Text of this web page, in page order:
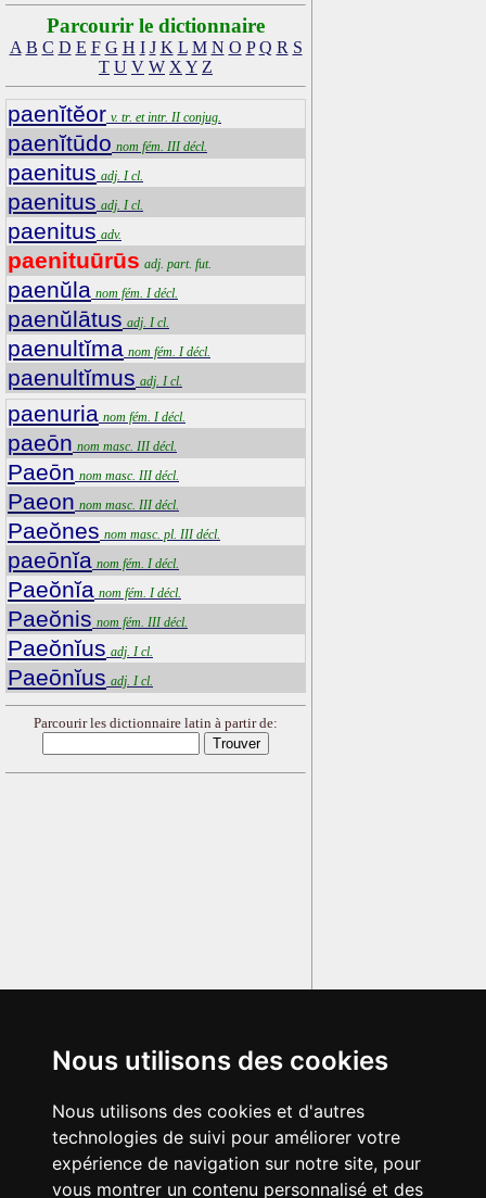
Nous utilisons des cookies
Nous utilisons des cookies et d'autres
technologies de suivi pour améliorer votre
expérience de navigation sur notre site, pour
vous montrer un contenu personnalisé et des
Parcourir le dictionnaire
A B C D E F G H I J K L M N O P Q R S
T U V W X Y Z
paenĭtĕor v. tr. et intr. II conjug.
paenĭtūdo nom fém. III décl.
paenitus adj. I cl.
paenitus adj. I cl.
paenitus adv.
paenituūrūs adj. part. fut.
paenŭla nom fém. I décl.
paenŭlātus adj. I cl.
paenultĭma nom fém. I décl.
paenultĭmus adj. I cl.
paenuria nom fém. I décl.
paeōn nom masc. III décl.
Paeōn nom masc. III décl.
Paeon nom masc. III décl.
Paeŏnes nom masc. pl. III décl.
paeōnĭa nom fém. I décl.
Paeŏnĭa nom fém. I décl.
Paeŏnis nom fém. III décl.
Paeŏnĭus adj. I cl.
Paeōnĭus adj. I cl.
Parcourir les dictionnaire latin à partir de: